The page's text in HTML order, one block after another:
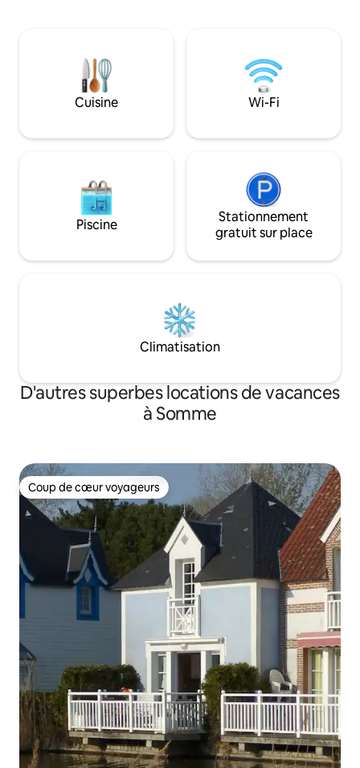
& Sweety❤️Spa, magnifique maison en
pierres nichée au calme de la campagne
plus qu’a poser
promener.
Cuisine Wi-Fi
Piscine
Stationnement
gratuit sur place
Climatisation
D'autres superbes locations de vacances
à Somme
Coup de cœur voyageurs
Coup de cœur voyageurs